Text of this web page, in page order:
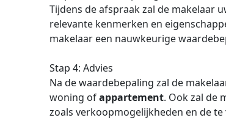
Tijdens de afspraak zal de makelaar
relevante kenmerken en
makelaar een nauwkeurige
Stap 4: Advies
Na de waardebepaling zal de
woning ofappartement. Ook zal de
zoals verkoopmogelijkheden en de